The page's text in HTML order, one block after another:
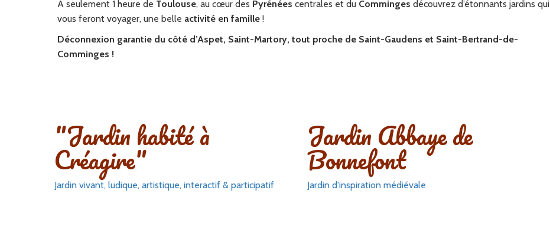
A seulement 1 heure de Toulouse, au cœur des Pyrénées centrales et du Comminges découvrez d’étonnants jardins qui
vous feront voyager, une belle activité en famille !
Déconnexion garantie du côté d’Aspet, Saint-Martory, tout proche de Saint-Gaudens et Saint-Bertrand-de-
Comminges !
"Jardin habité à
Créagire"
Jardin vivant, ludique, artistique, interactif & participatif
Jardin Abbaye de
Bonnefont
Jardin d'inspiration médiévale